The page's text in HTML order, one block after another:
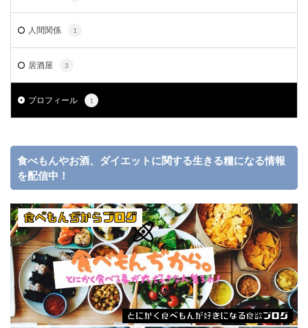
人間関係 1
居酒屋 3
プロフィール 1
食べもんやお酒、ダイエットに関する生きる糧になる情報
を配信中！